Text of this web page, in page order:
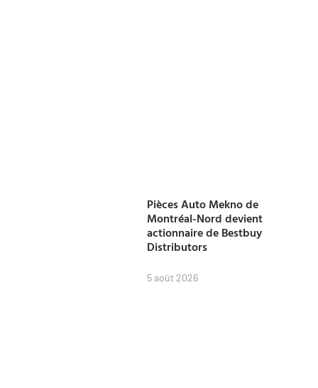
Pièces Auto Mekno de
Montréal-Nord devient
actionnaire de Bestbuy
Distributors
5 août 2026